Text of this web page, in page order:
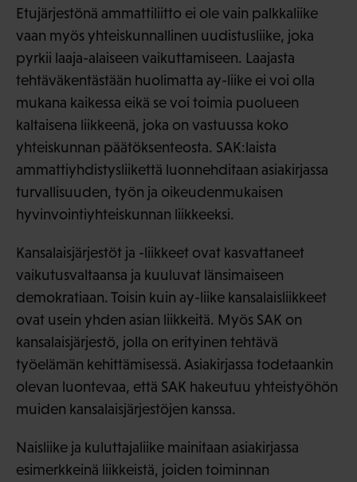
Etujärjestönä ammattiliitto ei ole vain palkkaliike
vaan myös yhteiskunnallinen uudistusliike, joka
pyrkii laaja-alaiseen vaikuttamiseen. Laajasta
tehtäväkentästään huolimatta ay-liike ei voi olla
mukana kaikessa eikä se voi toimia puolueen
kaltaisena liikkeenä, joka on vastuussa koko
yhteiskunnan päätöksenteosta. SAK:laista
ammattiyhdistysliikettä luonnehditaan asiakirjassa
turvallisuuden, työn ja oikeudenmukaisen
hyvinvointiyhteiskunnan liikkeeksi.
Kansalaisjärjestöt ja -liikkeet ovat kasvattaneet
vaikutusvaltaansa ja kuuluvat länsimaiseen
demokratiaan. Toisin kuin ay-liike kansalaisliikkeet
ovat usein yhden asian liikkeitä. Myös SAK on
kansalaisjärjestö, jolla on erityinen tehtävä
työelämän kehittämisessä. Asiakirjassa todetaankin
olevan luontevaa, että SAK hakeutuu yhteistyöhön
muiden kansalaisjärjestöjen kanssa.
Naisliike ja kuluttajaliike mainitaan asiakirjassa
esimerkkeinä liikkeistä, joiden toiminnan